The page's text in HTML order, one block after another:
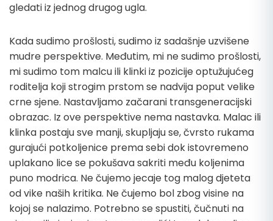
gledati iz jednog drugog ugla.
Kada sudimo prošlosti, sudimo iz sadašnje uzvišene
mudre perspektive. Međutim, mi ne sudimo prošlosti,
mi sudimo tom malcu ili klinki iz pozicije optužujućeg
roditelja koji strogim prstom se nadvija poput velike
crne sjene. Nastavljamo začarani transgeneracijski
obrazac. Iz ove perspektive nema nastavka. Malac ili
klinka postaju sve manji, skupljaju se, čvrsto rukama
gurajući potkoljenice prema sebi dok istovremeno
uplakano lice se pokušava sakriti među koljenima
puno modrica. Ne čujemo jecaje tog malog djeteta
od vike naših kritika. Ne čujemo bol zbog visine na
kojoj se nalazimo. Potrebno se spustiti, čučnuti na